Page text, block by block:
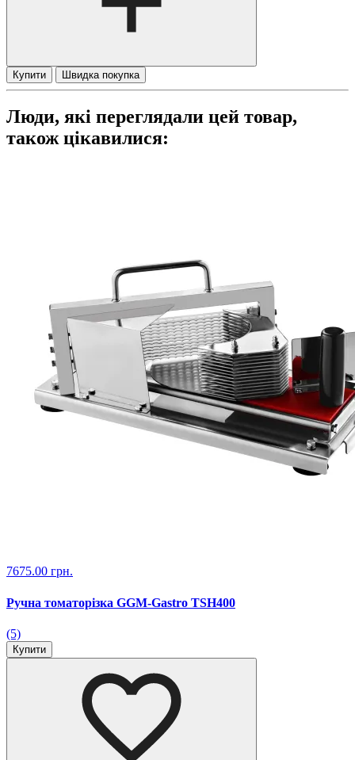
Купити Швидка покупка
Люди, які переглядали цей товар,
також цікавилися:
7675.00 грн.
Ручна томаторізка GGM-Gastro TSH400
(5)
Купити